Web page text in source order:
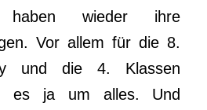
wieder ihre
Vor allem für die 8.
und die 4. Klassen
es ja um alles. Und